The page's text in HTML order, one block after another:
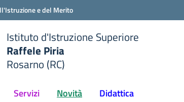
e del Merito
Istituto d'Istruzione Superiore
Raffele Piria
Rosarno (RC)
Servizi Novità Didattica